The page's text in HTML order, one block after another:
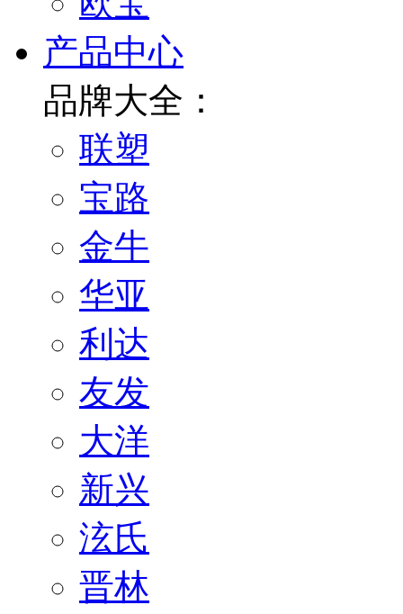
产品中心
品牌大全：
联塑
宝路
金牛
华亚
利达
友发
大洋
新兴
泫氏
晋林